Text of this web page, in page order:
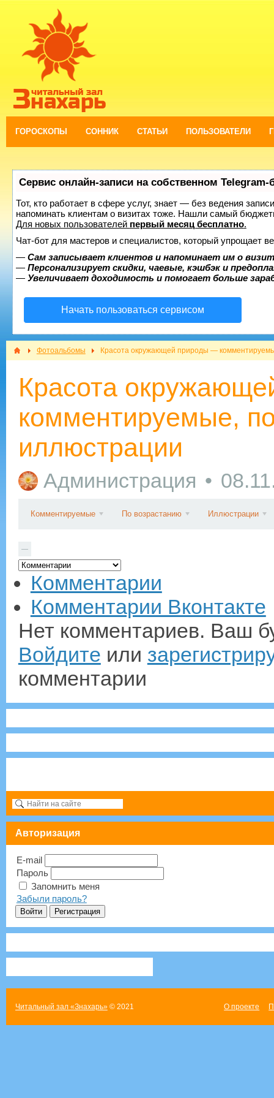
ГОРОСКОПЫ СОННИК СТАТЬИ ПОЛЬЗОВАТЕЛИ
Сервис онлайн-записи на собственном Telegram-
Тот, кто работает в сфере услуг, знает — без ведения
напоминать клиентам о визитах тоже. Нашли самый
Для новых пользователей первый месяц бесплатно.
Чат-бот для мастеров и специалистов, который упрощает
— Сам записывает клиентов и напоминает им о
— Персонализирует скидки, чаевые, кэшбэк и
— Увеличивает доходимость и помогает больше
Начать пользоваться сервисом
Фотоальбомы Красота окружающей природы —
Красота
комментируемые,
иллюстрации
Администрация
Комментируемые По возрастанию Иллюстрации
—
Комментарии
Комментарии Вконтакте
Нет комментариев. Ваш
Войдите или
комментарии
Авторизация
E-mail
Пароль
Запомнить меня
Забыли пароль?
Читальный зал «Знахарь»© 2021 О проекте